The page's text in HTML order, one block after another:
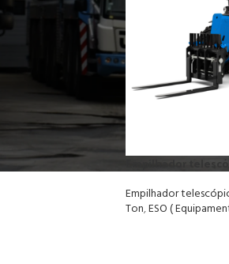
Empilhador
Ton,ESO (